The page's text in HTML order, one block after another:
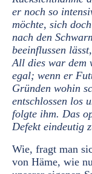
er noch so
möchte, sich
nach den
beeinflussen
All dies war dem
egal; wenn er
Gründen wohin
entschlossen los
folgte ihm. Das
Defekt eindeutig
Wie, fragt man
von Häme, wie